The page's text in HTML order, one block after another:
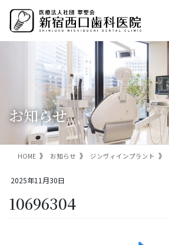
ン
ー
お知らせ
HOME お知らせ ジンヴィインプラント
2025年11月30日
10696304